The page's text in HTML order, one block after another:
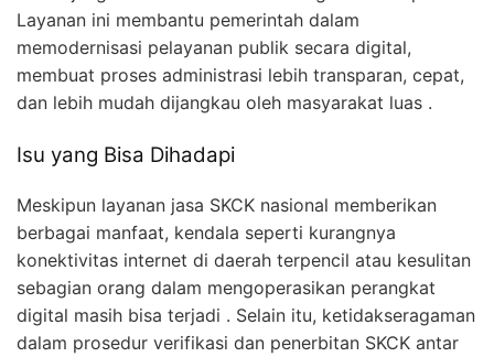
Layanan ini membantu pemerintah dalam
memodernisasi pelayanan publik secara digital,
membuat proses administrasi lebih transparan, cepat,
dan lebih mudah dijangkau oleh masyarakat luas .
Isu yang Bisa Dihadapi
Meskipun layanan jasa SKCK nasional memberikan
berbagai manfaat, kendala seperti kurangnya
konektivitas internet di daerah terpencil atau kesulitan
sebagian orang dalam mengoperasikan perangkat
digital masih bisa terjadi . Selain itu, ketidakseragaman
dalam prosedur verifikasi dan penerbitan SKCK antar